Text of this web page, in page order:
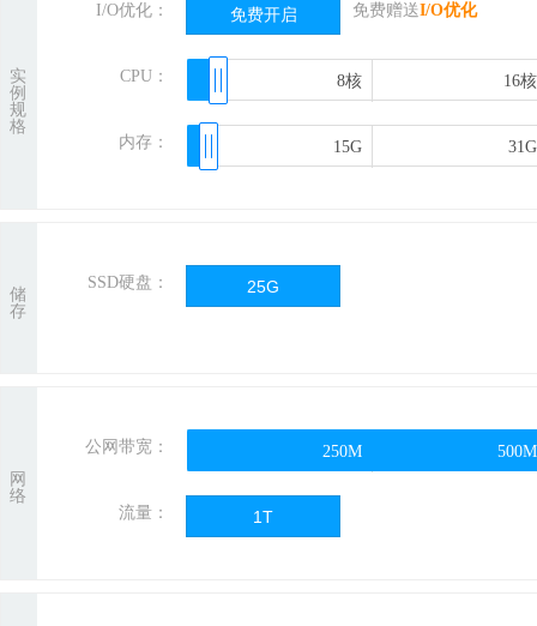
实
例
规
格
I/O优化： 免费开启 免费赠送I/O优化
CPU： 8核 16核
8核 16核
内存： 15G 31G
15G 31G
储
存
SSD硬盘： 25G
网
络
公网带宽： 250M 500M
250M 500M
流量： 1T